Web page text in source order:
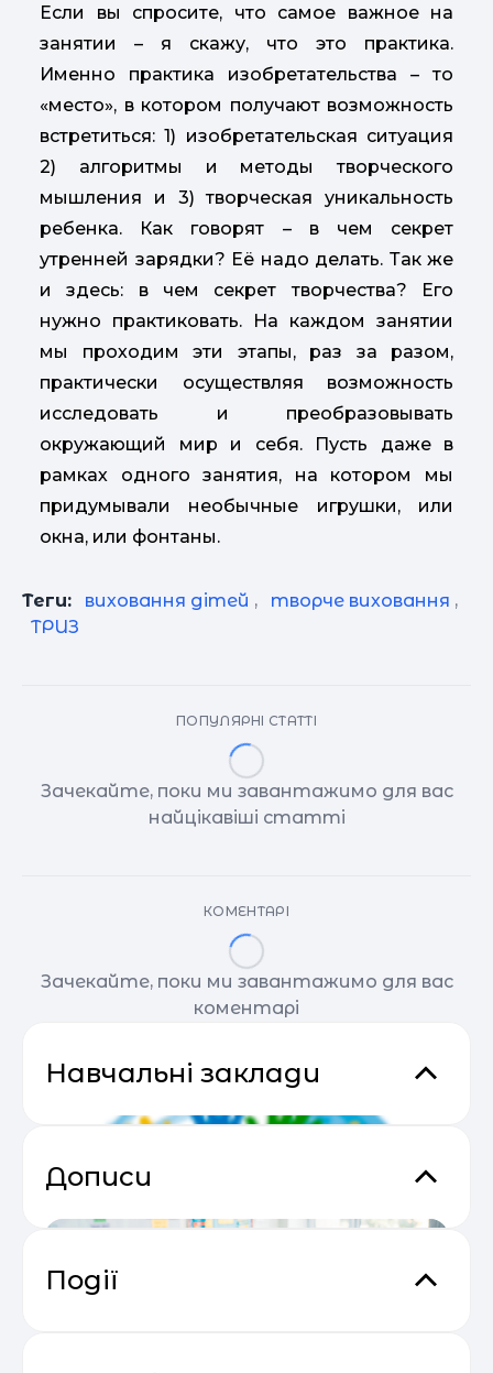
Если вы спросите, что самое важное на
занятии – я скажу, что это практика.
Именно практика изобретательства – то
«место», в котором получают возможность
встретиться: 1) изобретательская ситуация
2) алгоритмы и методы творческого
мышления и 3) творческая уникальность
ребенка. Как говорят – в чем секрет
утренней зарядки? Её надо делать. Так же
и здесь: в чем секрет творчества? Его
нужно практиковать. На каждом занятии
мы проходим эти этапы, раз за разом,
практически осуществляя возможность
исследовать и преобразовывать
окружающий мир и себя. Пусть даже в
рамках одного занятия, на котором мы
придумывали необычные игрушки, или
окна, или фонтаны.
Теги: виховання дітей , творче виховання ,
ТРИЗ
ПОПУЛЯРНІ СТАТТІ
Зачекайте, поки ми завантажимо для вас
найцікавіші статті
КОМЕНТАРІ
Зачекайте, поки ми завантажимо для вас
коментарі
Навчальні заклади
Дописи
Події